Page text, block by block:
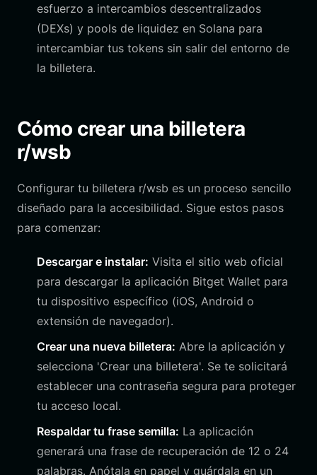
esfuerzo a intercambios descentralizados
(DEXs) y pools de liquidez en Solana para
intercambiar tus tokens sin salir del entorno de
la billetera.
Cómo crear una billetera
r/wsb
Configurar tu billetera r/wsb es un proceso sencillo
diseñado para la accesibilidad. Sigue estos pasos
para comenzar:
Descargar e instalar: Visita el sitio web oficial
para descargar la aplicación Bitget Wallet para
tu dispositivo específico (iOS, Android o
extensión de navegador).
Crear una nueva billetera: Abre la aplicación y
selecciona 'Crear una billetera'. Se te solicitará
establecer una contraseña segura para proteger
tu acceso local.
Respaldar tu frase semilla: La aplicación
generará una frase de recuperación de 12 o 24
palabras. Anótala en papel y guárdala en un